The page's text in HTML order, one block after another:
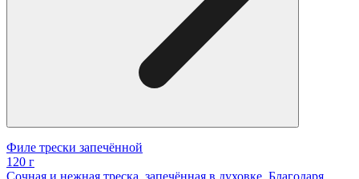
Филе трески запечённой
120 г
Сочная и нежная треска, запечённая в духовке. Благодаря